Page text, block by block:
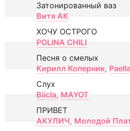
Затонированный ваз
Витя АК
ХОЧУ ОСТРОГО
POLINA CHILI
Песня о смелых
Кирилл Коперник,
Слух
Biicla, MAYOT
ПРИВЕТ
АКУЛИЧ, Молодой